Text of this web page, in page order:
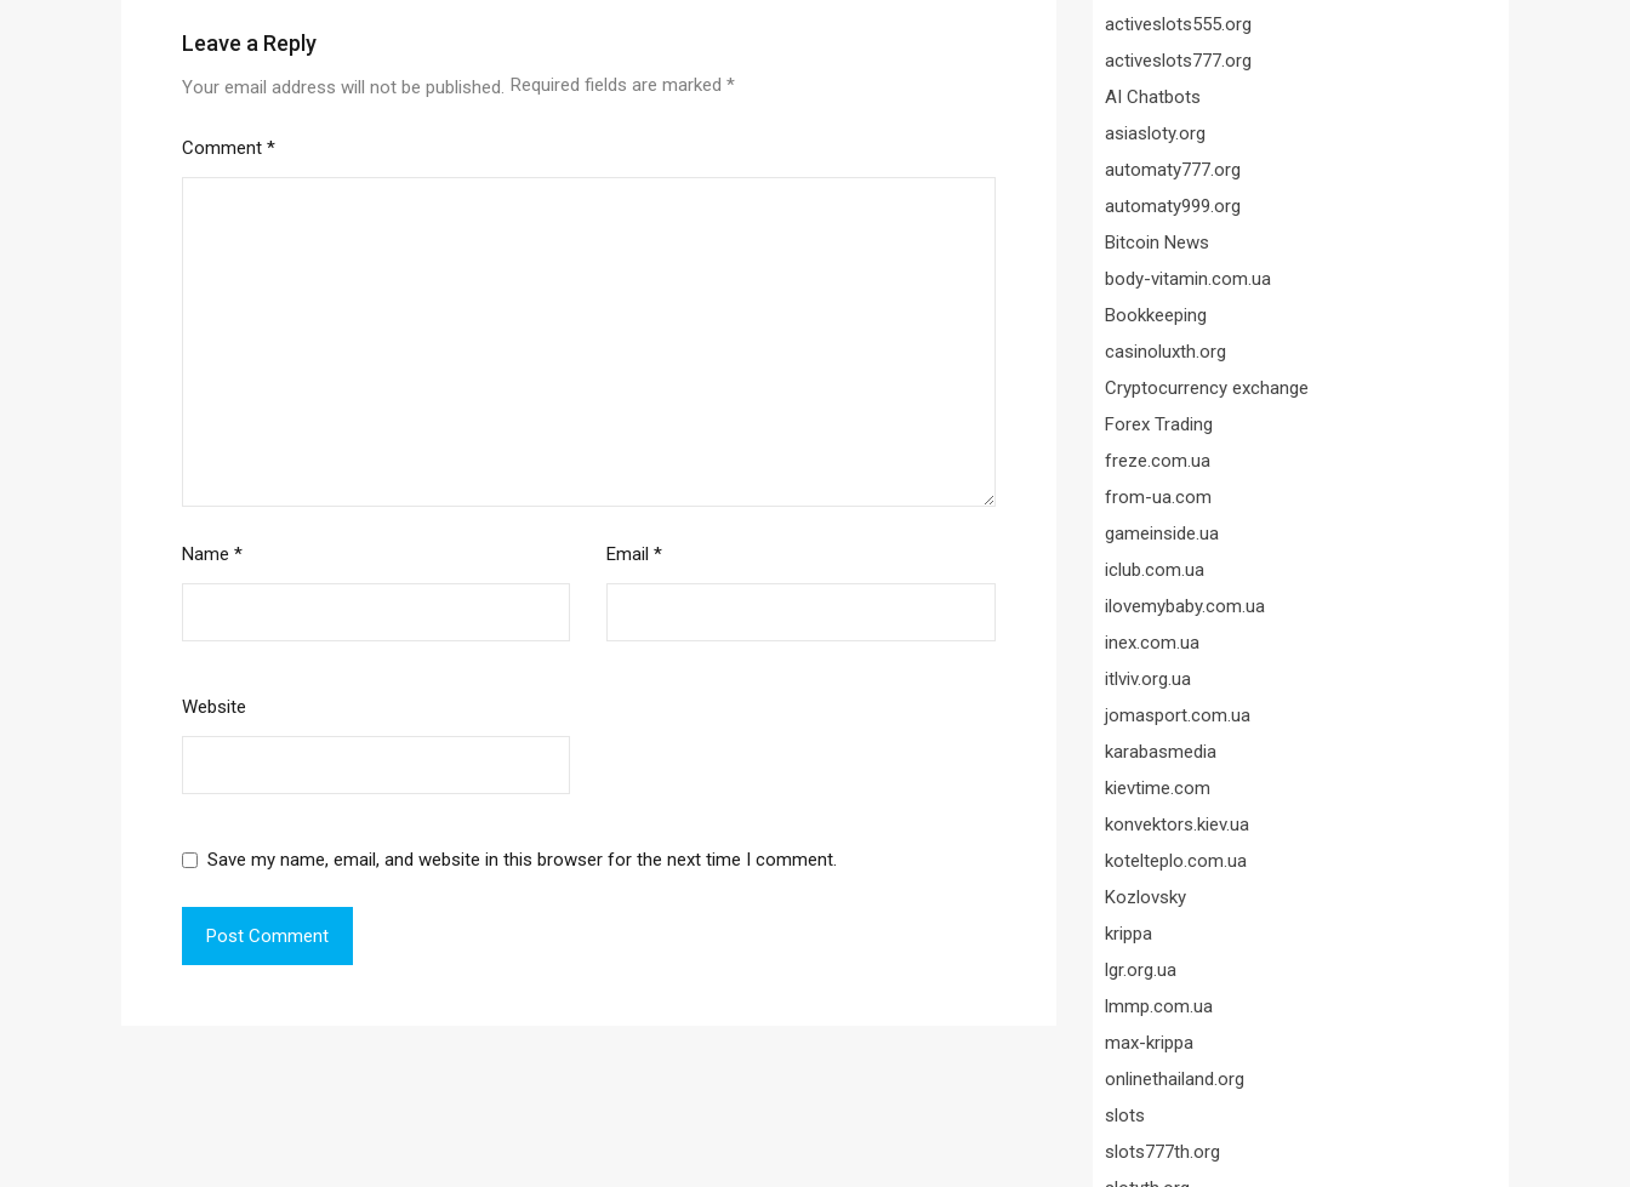
Leave a Reply
Your email address will not be published. Required fields are marked *
Comment *
Name * Email*
Website
Save my name, email, and website in this browser for the next time I comment.
activeslots555.org
activeslots777.org
AI Chatbots
asiasloty.org
automaty777.org
automaty999.org
Bitcoin News
body-vitamin.com.ua
Bookkeeping
casinoluxth.org
Cryptocurrency exchange
Forex Trading
freze.com.ua
from-ua.com
gameinside.ua
iclub.com.ua
ilovemybaby.com.ua
inex.com.ua
itlviv.org.ua
jomasport.com.ua
karabasmedia
kievtime.com
konvektors.kiev.ua
kotelteplo.com.ua
Kozlovsky
krippa
lgr.org.ua
lmmp.com.ua
max-krippa
onlinethailand.org
slots
slots777th.org